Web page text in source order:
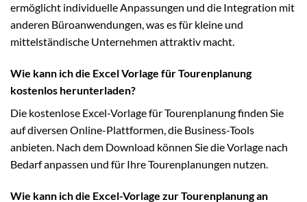
ermöglicht individuelle Anpassungen und die Integration mit
anderen Büroanwendungen, was es für kleine und
mittelständische Unternehmen attraktiv macht.
Wie kann ich die Excel Vorlage für Tourenplanung
kostenlos herunterladen?
Die kostenlose Excel-Vorlage für Tourenplanung finden Sie
auf diversen Online-Plattformen, die Business-Tools
anbieten. Nach dem Download können Sie die Vorlage nach
Bedarf anpassen und für Ihre Tourenplanungen nutzen.
Wie kann ich die Excel-Vorlage zur Tourenplanung an